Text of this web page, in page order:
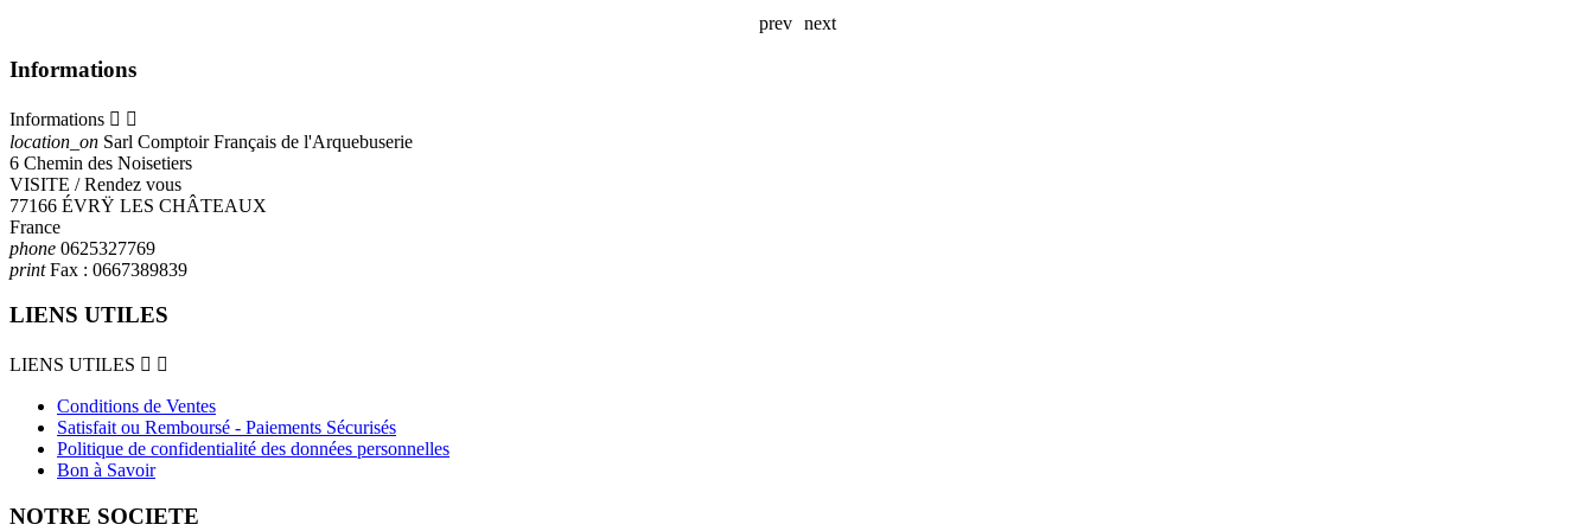
prev
next
Informations
Informations  
location_on Sarl Comptoir Français de l'Arquebuserie
6 Chemin des Noisetiers
VISITE / Rendez vous
77166 ÉVRŸ LES CHÂTEAUX
France
phone 0625327769
printFax : 0667389839
LIENS UTILES
LIENS UTILES  
Conditions de Ventes
Satisfait ou Remboursé - Paiements Sécurisés
Politique de confidentialité des données personnelles
Bon à Savoir
NOTRE SOCIETE